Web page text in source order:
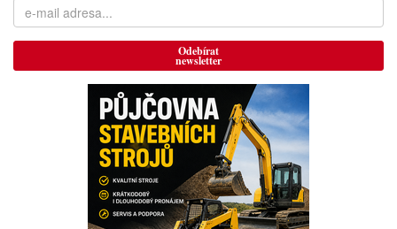
Odebírat
newsletter